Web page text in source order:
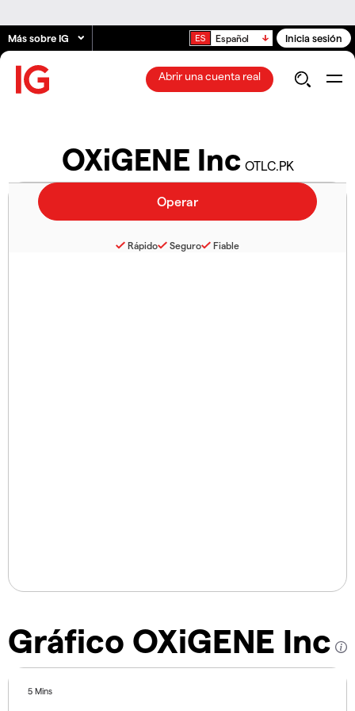
Más sobre IG Español Inicia sesión
Abrir una cuenta real
OXiGENE Inc OTLC.PK
Gráfico OXiGENE Inc
5 Mins
Rápido Seguro Fiable